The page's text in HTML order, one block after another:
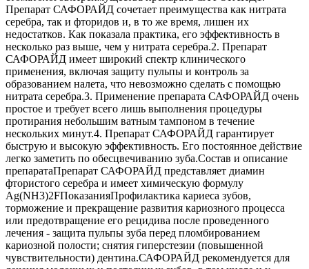
Препарат САФОРАЙД сочетает преимущества как нитрата
серебра, так и фторидов и, в то же время, лишен их
недостатков. Как показала практика, его эффективность в
несколько раз выше, чем у нитрата серебра.2. Препарат
САФОРАЙД имеет широкий спектр клинического
применения, включая защиту пульпы и контроль за
образованием налета, что невозможно сделать с помощью
нитрата серебра.3. Применение препарата САФОРАЙД очень
простое и требует всего лишь выполнения процедуры
протирания небольшим ватным тампоном в течение
нескольких минут.4. Препарат САФОРАЙД гарантирует
быструю и высокую эффективность. Его постоянное действие
легко заметить по обесцвечиванию зуба.Состав и описание
препаратаПрепарат САФОРАЙД представляет диамин
фтористого серебра и имеет химическую формулу
Ag(NH3)2FПоказанияПрофилактика кариеса зубов,
торможение и прекращение развития кариозного процесса
или предотвращение его рецидива после проведенного
лечения - защита пульпы зуба перед пломбированием
кариозной полости; снятия гиперстезии (повышенной
чувствительности) дентина.САФОРАЙД рекомендуется для